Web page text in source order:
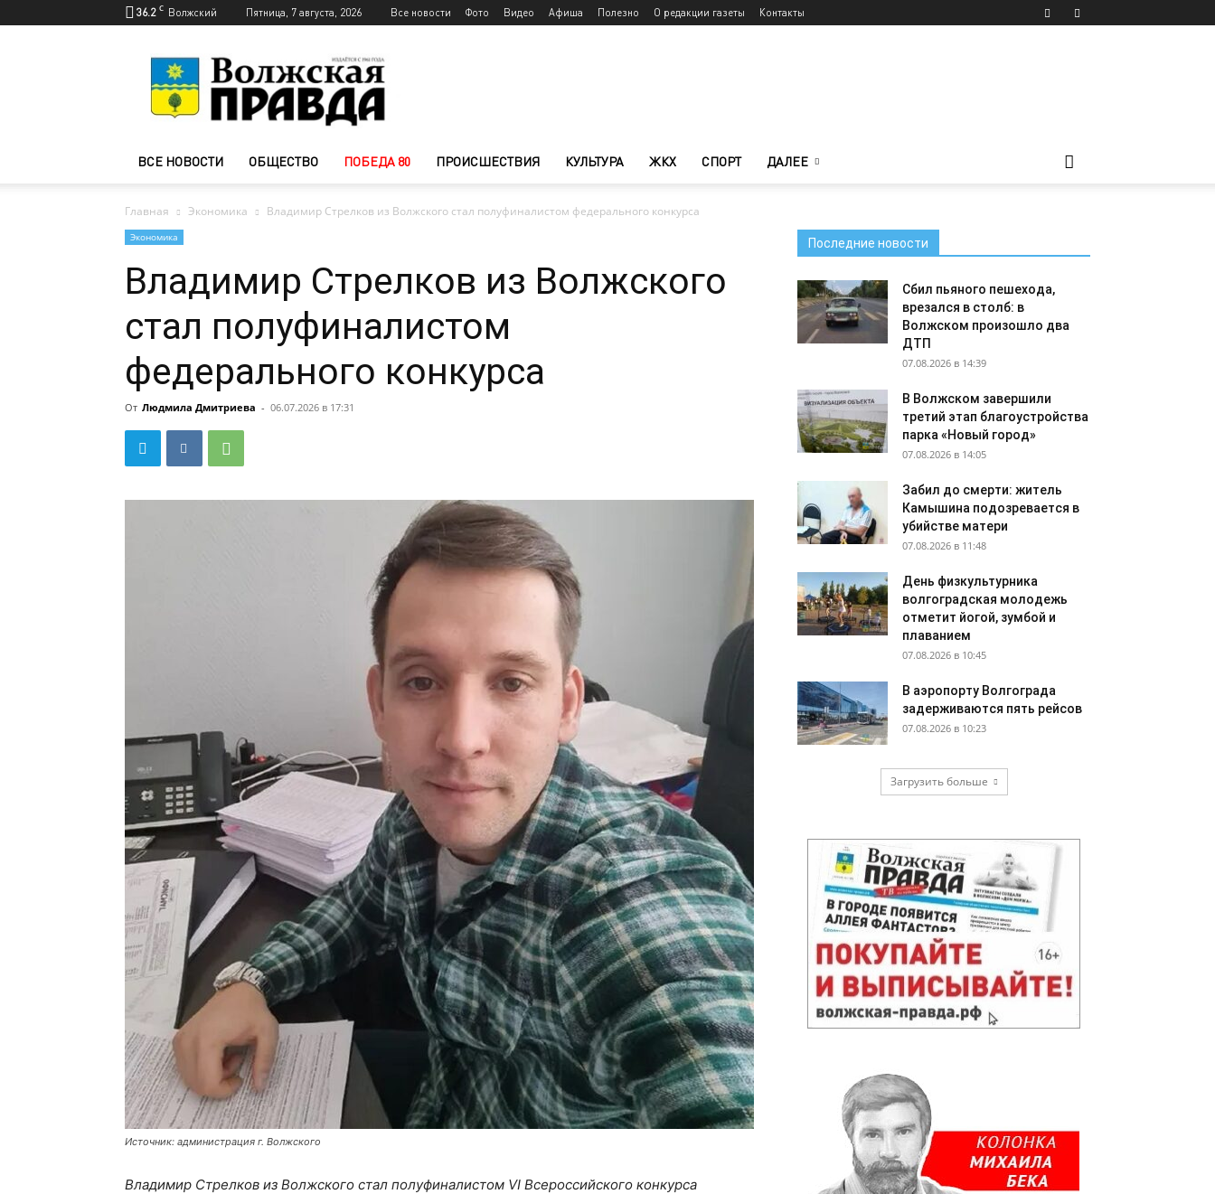
36.2 C Волжский Пятница, 7 августа, 2026 Все новости Фото Видео Афиша Полезно О редакции газеты Контакты
Волжского
—
Волжская
ВСЕ НОВОСТИ ОБЩЕСТВО ПОБЕДА 80 ПРОИСШЕСТВИЯ КУЛЬТУРА ЖКХ СПОРТ ДАЛЕЕ
Главная Экономика Владимир Стрелков из Волжского стал полуфиналистом федерального конкурса
Экономика
Владимир Стрелков из Волжского
стал полуфиналистом
федерального конкурса
От Людмила Дмитриева - 06.07.2026 в 17:31
Источник: администрация г. Волжского
Владимир Стрелков из Волжского стал полуфиналистом VI Всероссийского конкурса
Последние новости
Сбил пьяного пешехода,
врезался в столб: в
Волжском произошло два
ДТП
07.08.2026 в 14:39
В Волжском завершили
третий этап благоустройства
парка «Новый город»
07.08.2026 в 14:05
Забил до смерти: житель
Камышина подозревается в
убийстве матери
07.08.2026 в 11:48
День физкультурника
волгоградская молодежь
отметит йогой, зумбой и
плаванием
07.08.2026 в 10:45
В аэропорту Волгограда
задерживаются пять рейсов
07.08.2026 в 10:23
Загрузить больше